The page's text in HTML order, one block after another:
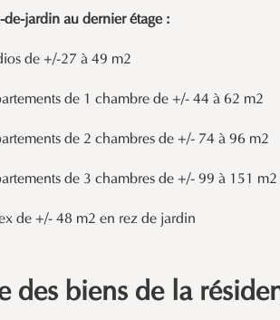
de-jardin au dernier étage :
de +/-27 à 49 m2
de 1 chambre de +/- 44 à 62 m2
de 2 chambres de +/- 74 à 96 m2
de 3 chambres de +/- 99 à 151
de +/- 48 m2 en rez de jardin
des biens de la